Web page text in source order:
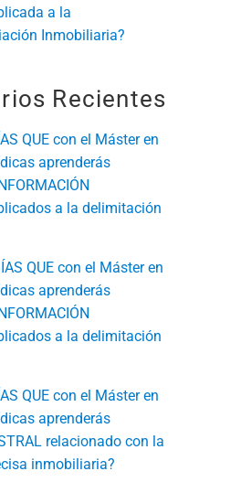
a la
Inmobiliaria?
Recientes
QUE con el Máster en
aprenderás
a la delimitación
QUE con el Máster en
aprenderás
a la delimitación
QUE con el Máster en
aprenderás
relacionado con la
inmobiliaria?